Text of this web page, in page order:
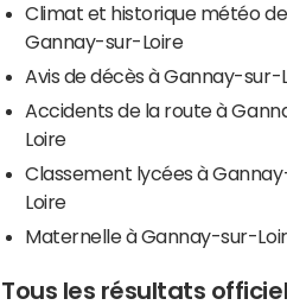
Climat et historique météo de
Gannay-sur-Loire
Avis de décès à Gannay-sur-
Accidents de la route à
Loire
Classement lycées à
Loire
Maternelle à Gannay-sur-
Tous les résultats